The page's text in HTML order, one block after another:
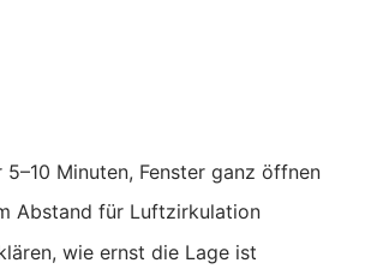
Minuten, Fenster ganz öffnen
Abstand für Luftzirkulation
wie ernst die Lage ist